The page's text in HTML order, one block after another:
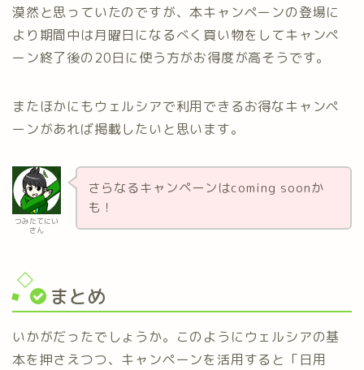
漠然と思っていたのですが、本キャンペーンの登場に
より期間中は月曜日になるべく買い物をしてキャンペ
ーン終了後の20日に使う方がお得度が高そうです。
またほかにもウェルシアで利用できるお得なキャンペ
ーンがあれば掲載したいと思います。
つみたてにい
さん
さらなるキャンペーンはcoming soonか
も！
まとめ
いかがだったでしょうか。このようにウェルシアの基
本を押さえつつ、キャンペーンを活用すると「日用